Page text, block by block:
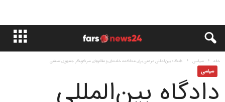
خانه سياسى دادگاه بین‌المللی مردمی برای محاکمه خامنه‌ای و مقام‌های سرکوبگر جمهوری اسلامی
سياسى
دادگاه بین‌المللی